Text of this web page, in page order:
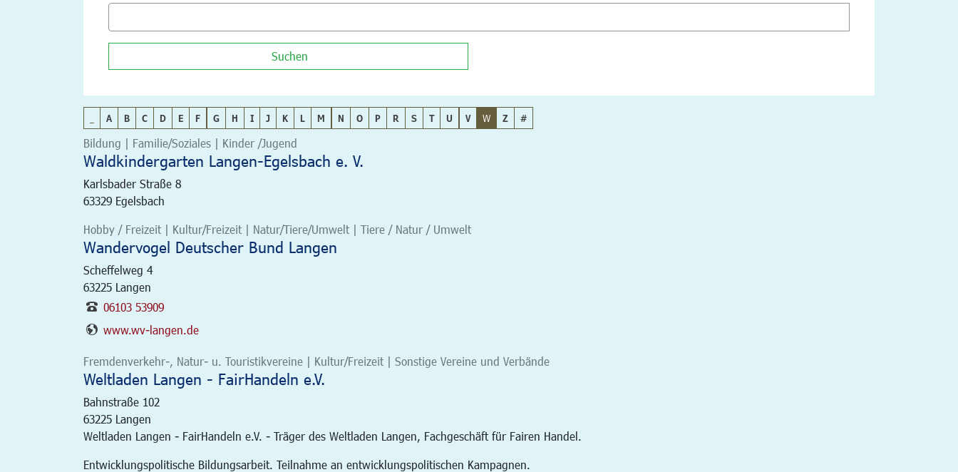
Suchen
A B C D E F G H I J K L M N O P R S T U V W Z #
Bildung | Familie/Soziales | Kinder /Jugend
Waldkindergarten Langen-Egelsbach e. V.
Karlsbader Straße 8
63329 Egelsbach
Hobby / Freizeit | Kultur/Freizeit | Natur/Tiere/Umwelt | Tiere / Natur / Umwelt
Wandervogel Deutscher Bund Langen
Scheffelweg 4
63225 Langen
06103 53909
www.wv-langen.de
Fremdenverkehr-, Natur- u. Touristikvereine | Kultur/Freizeit | Sonstige Vereine und Verbände
Weltladen Langen - FairHandeln e.V.
Bahnstraße 102
63225 Langen
Weltladen Langen - FairHandeln e.V. - Träger des Weltladen Langen, Fachgeschäft für Fairen Handel.
Entwicklungspolitische Bildungsarbeit. Teilnahme an entwicklungspolitischen Kampagnen.